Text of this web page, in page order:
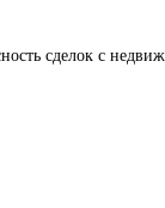
сделок с